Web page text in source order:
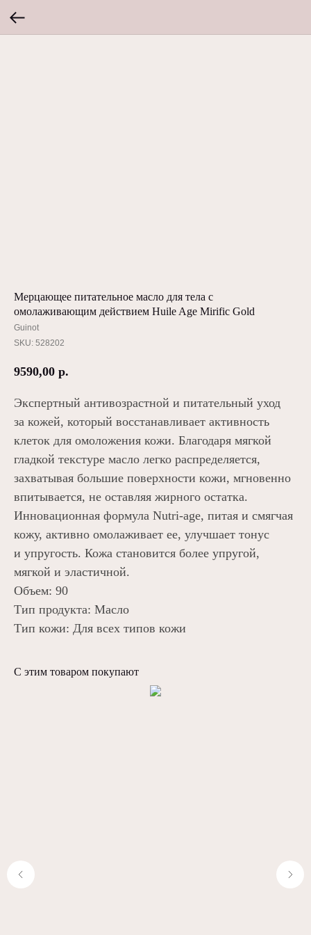
Мерцающее питательное масло для тела с
омолаживающим действием Huile Age Mirific Gold
Guinot
SKU: 528202
9590,00 р.
Экспертный антивозрастной и питательный уход
за кожей, который восстанавливает активность
клеток для омоложения кожи. Благодаря мягкой
гладкой текстуре масло легко распределяется,
захватывая большие поверхности кожи, мгновенно
впитывается, не оставляя жирного остатка.
Инновационная формула Nutri-age, питая и смягчая
кожу, активно омолаживает ее, улучшает тонус
и упругость. Кожа становится более упругой,
мягкой и эластичной.
Объем: 90
Тип продукта: Масло
Тип кожи: Для всех типов кожи
С этим товаром покупают